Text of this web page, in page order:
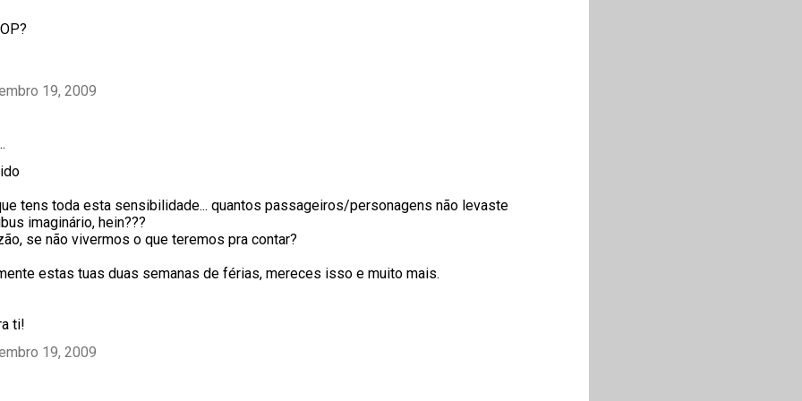
19, 2009
tens toda esta sensibilidade... quantos passageiros/personagens não levaste
imaginário, hein???
se não vivermos o que teremos pra contar?
estas tuas duas semanas de férias, mereces isso e muito mais.
ti!
19, 2009